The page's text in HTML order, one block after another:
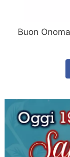
Buon